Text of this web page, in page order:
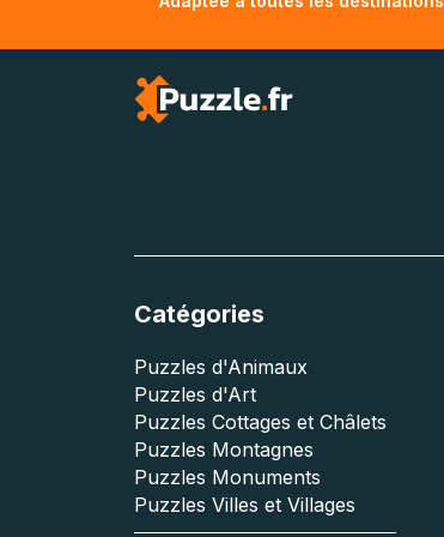
Catégories
Puzzles d'Animaux
Puzzles d'Art
Puzzles Cottages et Châlets
Puzzles Montagnes
Puzzles Monuments
Puzzles Villes et Villages